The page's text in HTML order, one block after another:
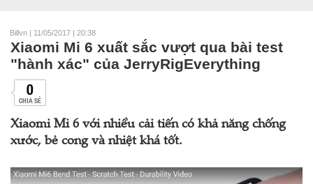
Billvn | 11/05/2017 | 20:38
Xiaomi Mi 6 xuất sắc vượt qua bài test
"hành xác" của JerryRigEverything
0
CHIA SẺ
Xiaomi Mi 6 với nhiều cải tiến có khả năng chống
xước, bẻ cong và nhiệt khá tốt.